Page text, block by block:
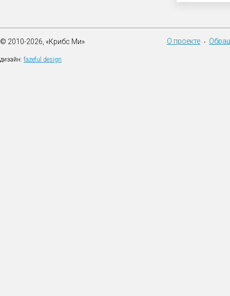
© 2010-2026, «Крибс Ми»
дизайн: fazeful design
О проекте •